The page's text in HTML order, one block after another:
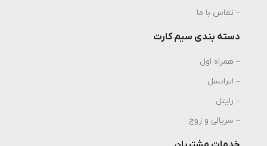
– تماس با ما
دسته بندی سیم کارت
– همراه اول
– ایرانسل
– رایتل
– سریالی و زوج